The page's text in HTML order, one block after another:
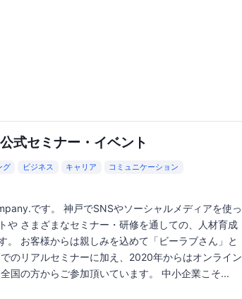
式セミナー・イベント
グ ビジネス キャリア
コミュニケーション
です。 神戸でSNSやソーシャルメディアを使っ
や さまざまなセミナー・研修を通しての、人材育成
。 お客様からは親しみを込めて「ビーラブさん」と
のリアルセミナーに加え、2020年からはオンライン
国の方からご参加頂いています。 中小企業こそ...